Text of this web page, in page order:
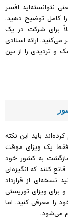
نتوانسته‌اید افسر
را کامل توضیح دهید.
برای شرکت در یک
می‌کنید. ارائه اسنادی
و تردیدی را از بین
باید این نکته
فقط یک ویزای موقت
بازگشت به کشور خود
کنند که انگیزه‌ای
نسخه‌ای از قرارداد
برای ویزای توریستی
را معرفی کنید. اما
می‌شود.